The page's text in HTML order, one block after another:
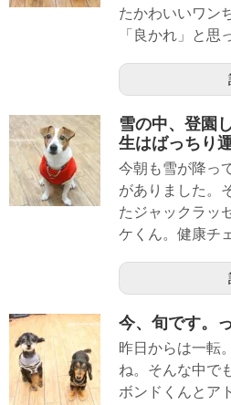
たかわいいワン
「良かれ」と思
雪の中、登園
生はばっちり
今朝も雪が降っ
がありました。
たジャックラッ
ケくん。健康チ
今、旬です。
昨日からは一転
ね。そんな中で
ボンドくんとア